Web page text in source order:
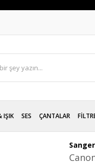
IŞIK SES ÇANTALAR
Sanger